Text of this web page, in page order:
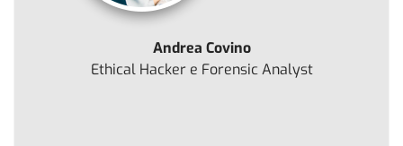
Andrea Covino
Ethical Hacker e Forensic Analyst